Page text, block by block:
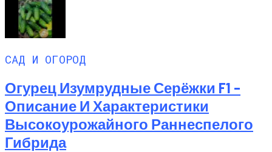
САД И ОГОРОД
Огурец Изумрудные Серёжки F1 –
Описание И Характеристики
Высокоурожайного Раннеспелого
Гибрида